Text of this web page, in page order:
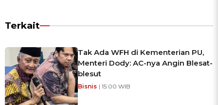
Terkait
Tak Ada WFH di Kementerian PU,
Menteri Dody: AC-nya Angin Blesat-
blesut
Bisnis | 15:00 WIB